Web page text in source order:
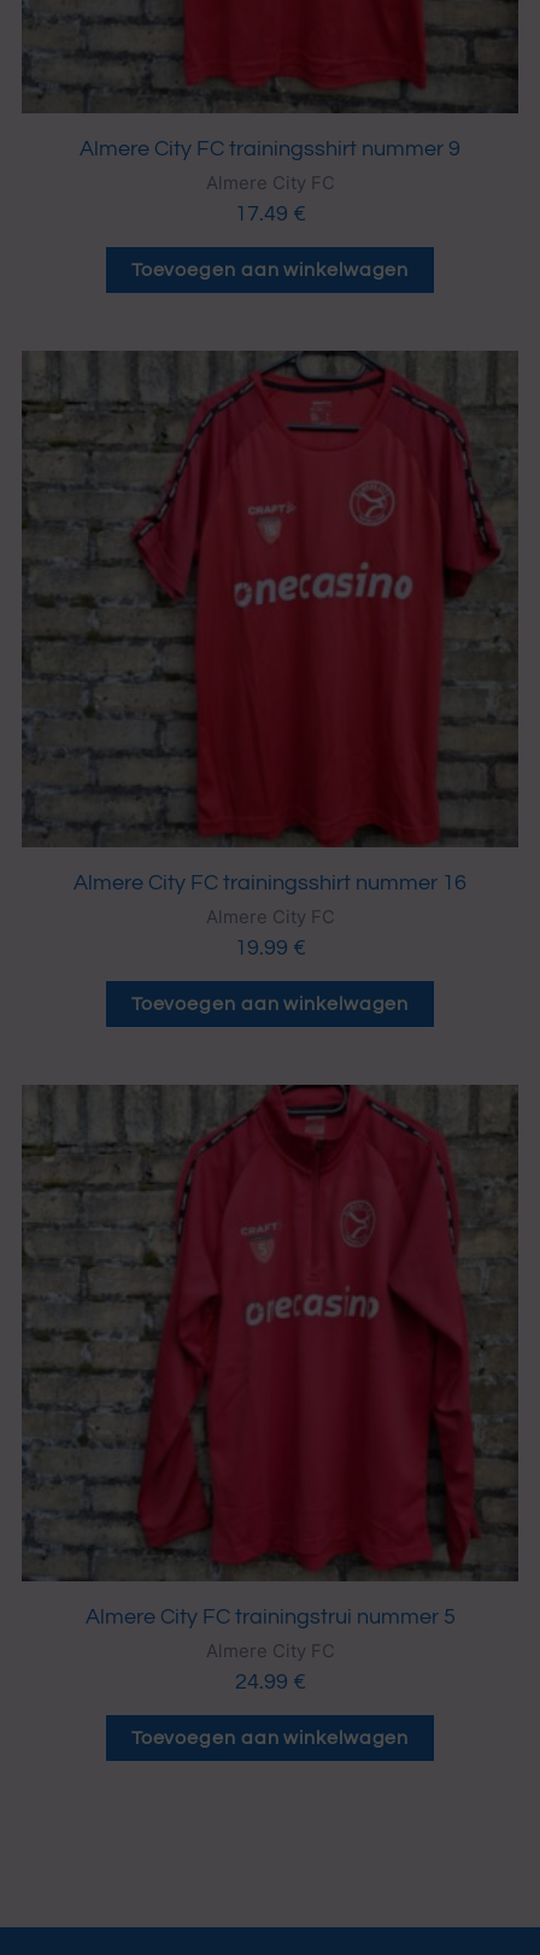
Almere City FC trainingsshirt nummer 9
Almere City FC
17.49 €
Toevoegen aan winkelwagen
Almere City FC trainingsshirt nummer 16
Almere City FC
19.99 €
Toevoegen aan winkelwagen
Almere City FC trainingstrui nummer 5
Almere City FC
24.99 €
Toevoegen aan winkelwagen